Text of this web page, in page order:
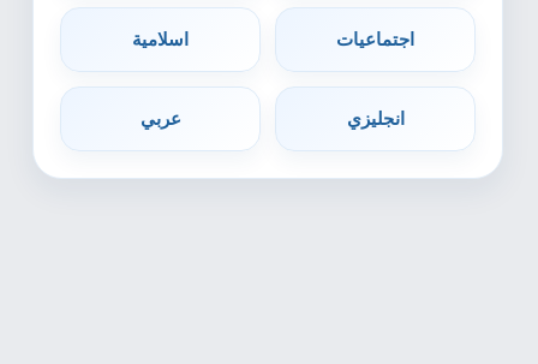
اجتماعيات اسلامية
انجليزي عربي